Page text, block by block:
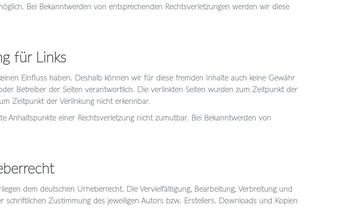
Bei Bekanntwerden von entsprechenden Rechtsverletzungen werden wir diese
für Links
Einfluss haben. Deshalb können wir für diese fremden Inhalte auch keine Gewähr
Betreiber der Seiten verantwortlich. Die verlinkten Seiten wurden zum Zeitpunkt der
Zeitpunkt der Verlinkung nicht erkennbar.
Anhaltspunkte einer Rechtsverletzung nicht zumutbar. Bei Bekanntwerden von
dem deutschen Urheberrecht. Die Vervielfältigung, Bearbeitung, Verbreitung und
Zustimmung des jeweiligen Autors bzw. Erstellers. Downloads und Kopien